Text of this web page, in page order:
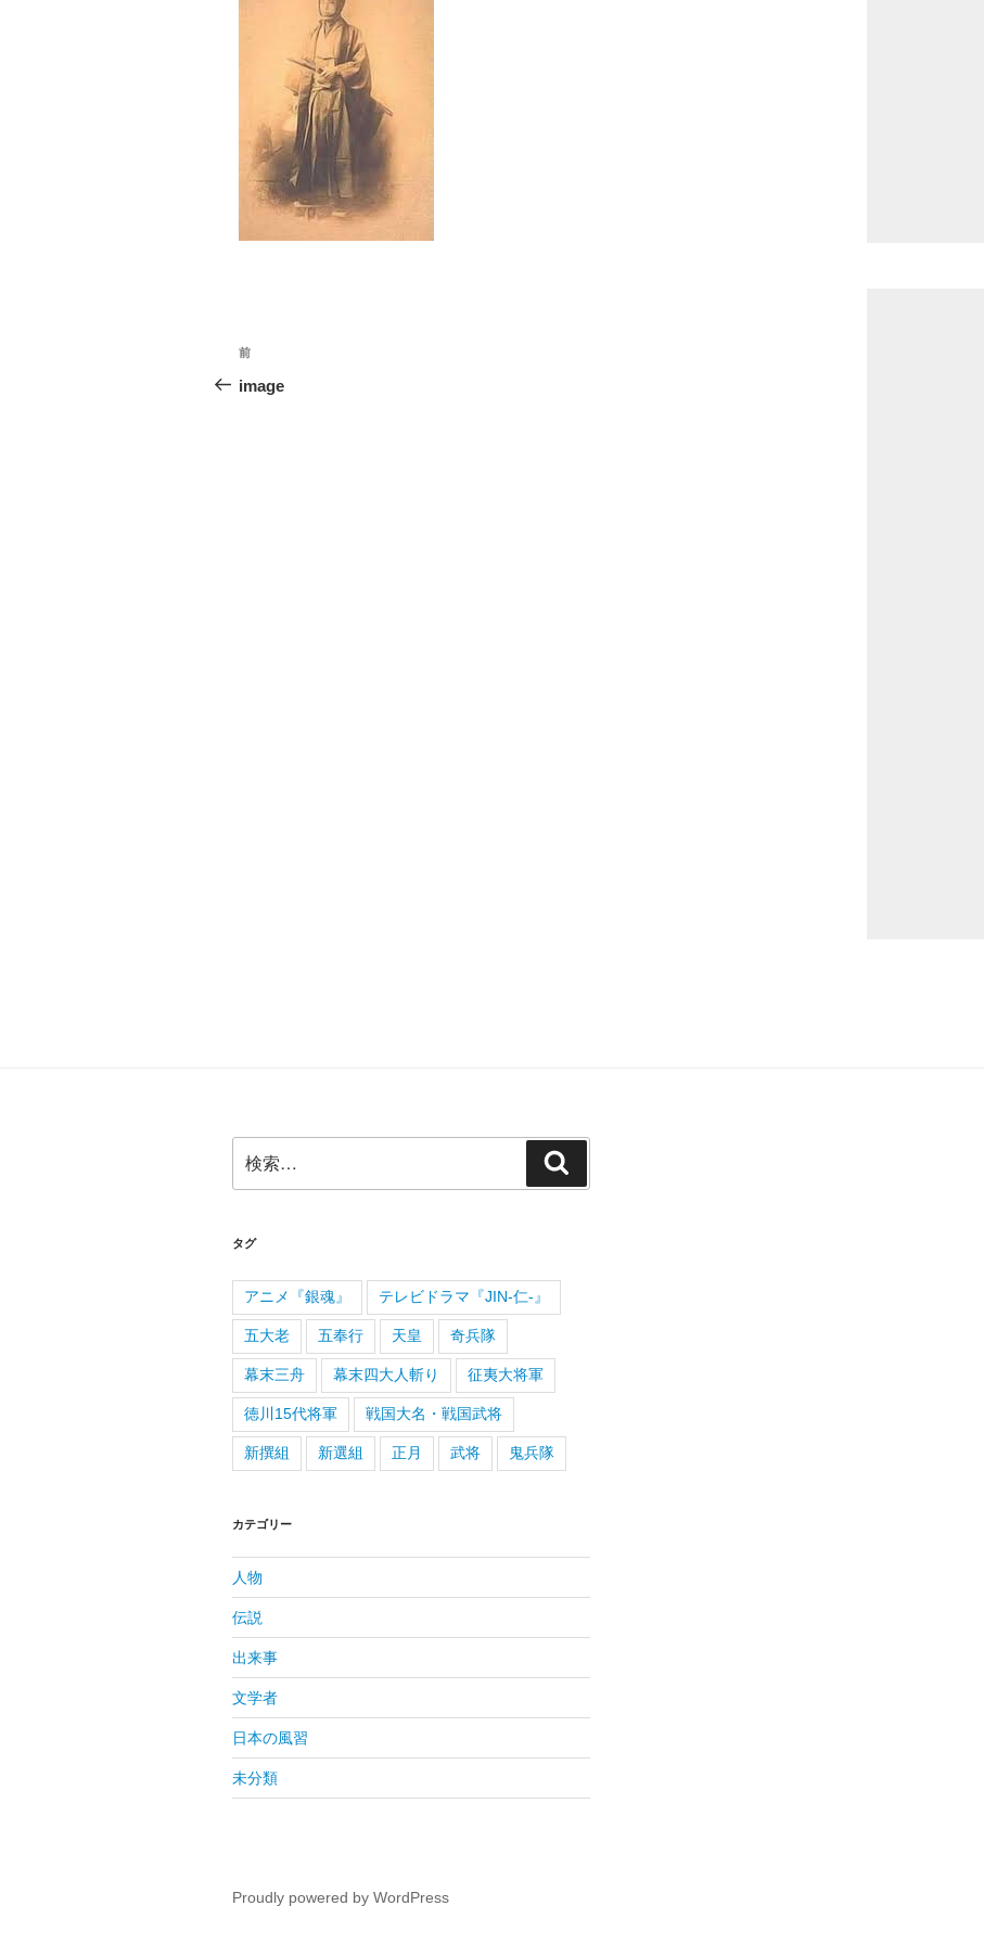
投
稿
前
の
前
image
索:
索
タグ
アニメ『銀魂』 テレビドラマ『JIN-仁-』
五大老 五奉行 天皇 奇兵隊
幕末三舟 幕末四大人斬り 征夷大将軍
徳川15代将軍 戦国大名・戦国武将
新撰組 新選組 正月 武将 鬼兵隊
カテゴリー
人物
伝説
出来事
文学者
日本の風習
未分類
Proudly powered by WordPress